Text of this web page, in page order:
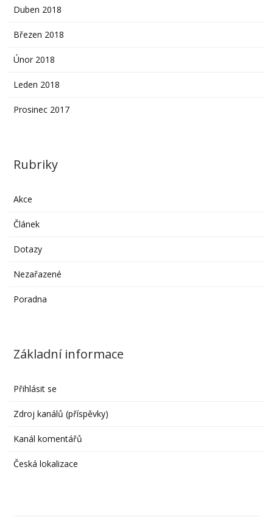
Duben 2018
Březen 2018
Únor 2018
Leden 2018
Prosinec 2017
Rubriky
Akce
Článek
Dotazy
Nezařazené
Poradna
Základní informace
Přihlásit se
Zdroj kanálů (příspěvky)
Kanál komentářů
Česká lokalizace